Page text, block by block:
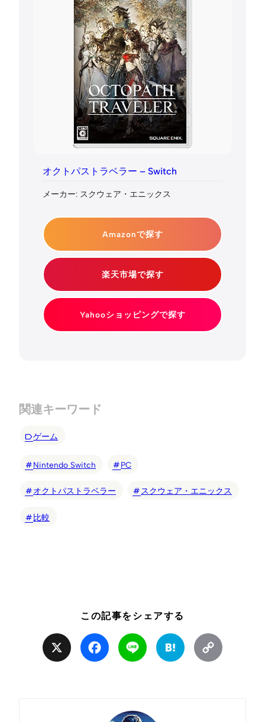
オクトパストラベラー – Switch
メーカー: スクウェア・エニックス
Amazonで探す
楽天市場で探す
Yahooショッピングで探す
関連キーワード
ゲーム
Nintendo Switch PC
オクトパストラベラー スクウェア・エニックス
比較
この記事をシェアする
Facebook Line Hatena